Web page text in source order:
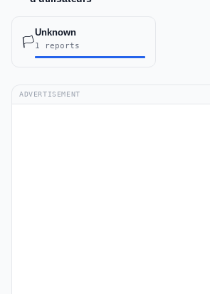
🏳️
Unknown
1 reports
ADVERTISEMENT